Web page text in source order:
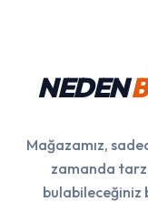
NEDEN
Mağazamız,
zamanda
bulabileceğiniz